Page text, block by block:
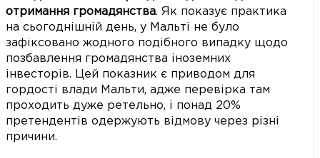
отримання громадянства. Як показує практика
на сьогоднішній день, у Мальті не було
зафіксовано жодного подібного випадку щодо
позбавлення громадянства іноземних
інвесторів. Цей показник є приводом для
гордості влади Мальти, адже перевірка там
проходить дуже ретельно, і понад 20%
претендентів одержують відмову через різні
причини.